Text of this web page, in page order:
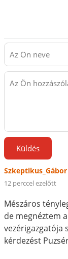
Küldés
Szkeptikus_Gábor
12 perccel ezelőtt
Mészáros
de megnéztem
vezérigazgatója
kérdezést